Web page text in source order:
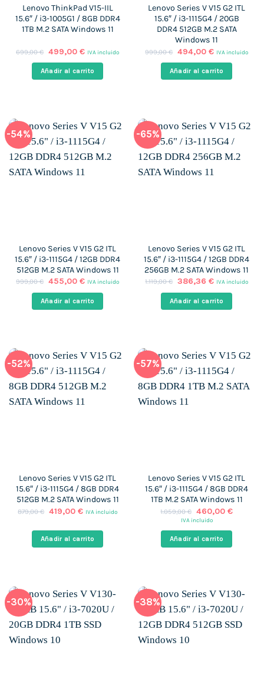
Lenovo ThinkPad V15-IIL
15.6″ / i3-1005G1 / 8GB DDR4
1TB M.2 SATA Windows 11
699,00€ El
original
era:
499,00 €El
actual
es:
IVA incluido
Añadir al carrito
Lenovo Series V V15 G2 ITL
15.6″ / i3-1115G4 / 20GB
DDR4 512GB M.2 SATA
Windows 11
999,00€ El
original
era:
494,00 €El
actual
es:
IVA incluido
Añadir al carrito
-54%
Lenovo Series V V15 G2 ITL
15.6″ / i3-1115G4 / 12GB DDR4
512GB M.2 SATA Windows 11
999,00€ El
original
era:
455,00 €El
actual
es:
IVA incluido
Añadir al carrito
-65%
Lenovo Series V V15 G2 ITL
15.6″ / i3-1115G4 / 12GB DDR4
256GB M.2 SATA Windows 11
1.119,00€ El
original
era:
386,36 €El
actual
es:
IVA incluido
Añadir al carrito
-52%
Lenovo Series V V15 G2 ITL
15.6″ / i3-1115G4 / 8GB DDR4
512GB M.2 SATA Windows 11
879,00€ El
era:
879,00 €.
419,00 €El
es:
419,00 €.
IVA incluido
Añadir al carrito
-57%
Lenovo Series V V15 G2 ITL
15.6″ / i3-1115G4 / 8GB DDR4
1TB M.2 SATA Windows 11
1.059,00€ El
precio
era:
1.059,00 €.
460,00 €El
es:
460,00
IVA incluido
Añadir al carrito
-30% -38%